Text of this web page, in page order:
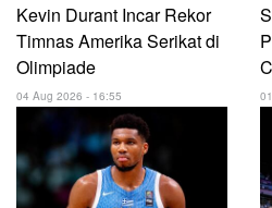
Kevin Durant Incar Rekor
Timnas Amerika Serikat di
Olimpiade
04 Aug 2026 - 16:55